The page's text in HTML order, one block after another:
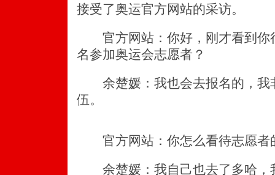
接受了奥运官方网站的采访。
官方网站：你好，刚才看到你
名参加奥运会志愿者？
余楚媛：我也会去报名的，我
伍。
官方网站：你怎么看待志愿者
余楚媛：我自己也去了多哈，